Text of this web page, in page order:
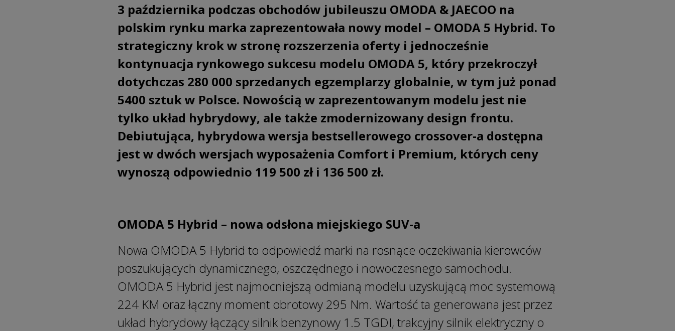
3 października podczas obchodów jubileuszu OMODA & JAECOO na
polskim rynku marka zaprezentowała nowy model – OMODA 5 Hybrid. To
strategiczny krok w stronę rozszerzenia oferty i jednocześnie
kontynuacja rynkowego sukcesu modelu OMODA 5, który przekroczył
dotychczas 280 000 sprzedanych egzemplarzy globalnie, w tym już ponad
5400 sztuk w Polsce. Nowością w zaprezentowanym modelu jest nie
tylko układ hybrydowy, ale także zmodernizowany design frontu.
Debiutująca, hybrydowa wersja bestsellerowego crossover-a dostępna
jest w dwóch wersjach wyposażenia Comfort i Premium, których ceny
wynoszą odpowiednio 119 500 zł i 136 500 zł.
OMODA 5 Hybrid – nowa odsłona miejskiego SUV-a
Nowa OMODA 5 Hybrid to odpowiedź marki na rosnące oczekiwania kierowców
poszukujących dynamicznego, oszczędnego i nowoczesnego samochodu.
OMODA 5 Hybrid jest najmocniejszą odmianą modelu uzyskującą moc systemową
224 KM oraz łączny moment obrotowy 295 Nm. Wartość ta generowana jest przez
układ hybrydowy łączący silnik benzynowy 1.5 TGDI, trakcyjny silnik elektryczny o